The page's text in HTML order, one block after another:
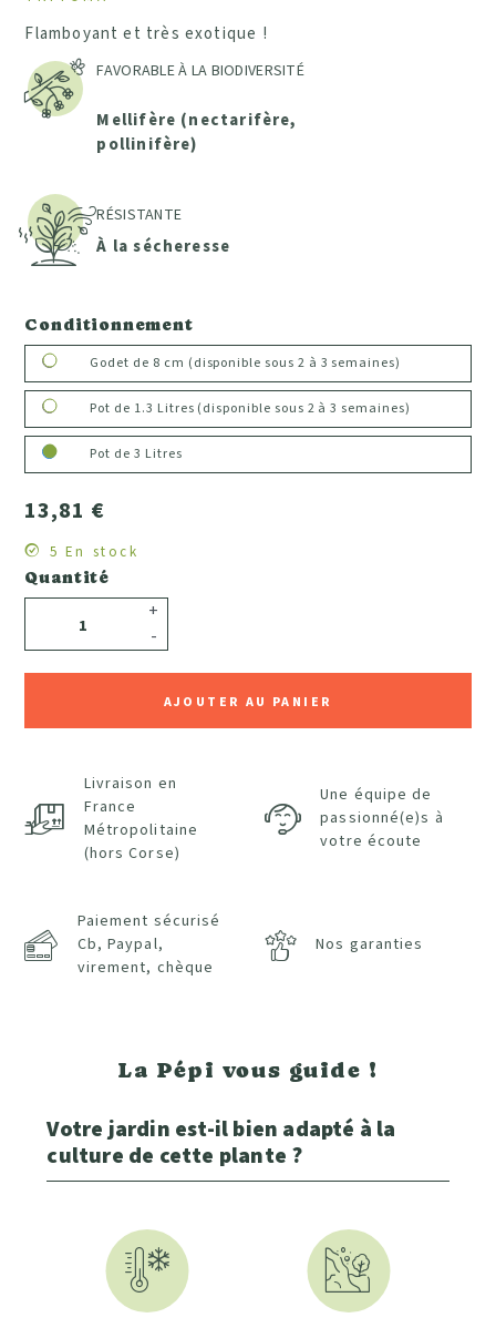
Flamboyant et très exotique !
FAVORABLE À LA BIODIVERSITÉ
Mellifère (nectarifère,
pollinifère)
RÉSISTANTE
À la sécheresse
Conditionnement
Godet de 8 cm (disponible sous 2 à 3 semaines)
Pot de 1.3 Litres (disponible sous 2 à 3 semaines)
Pot de 3 Litres
13,81 €
Quantité
-
+
AJOUTER AU PANIER
5 En stock
Livraison en
France
Métropolitaine
(hors Corse)
Une équipe de
passionné(e)s à
votre écoute
Paiement sécurisé
Cb, Paypal,
virement, chèque
Nos garanties
La Pépi vous guide !
Votre jardin est-il bien adapté à la
culture de cette plante ?